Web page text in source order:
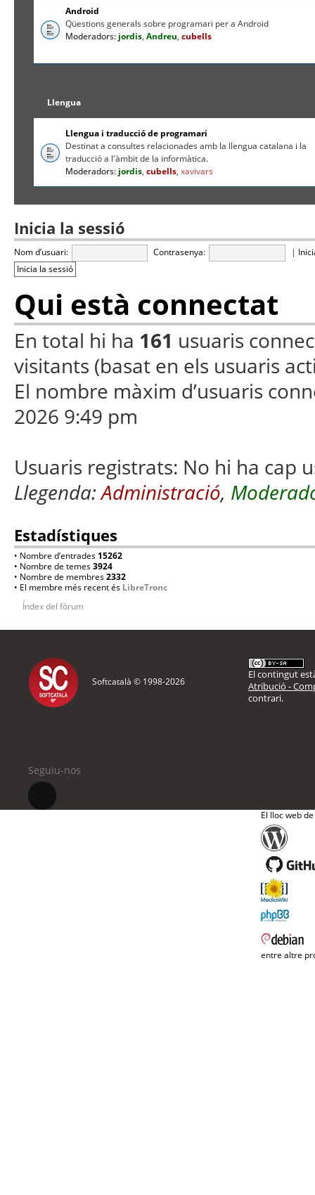
Android
Qüestions generals sobre programari per a Android
Moderadors: jordis,Andreu,cubells
Llengua
Llengua i traducció de programari
Destinat a consultes relacionades amb la llengua catalana i la
traducció a l'àmbit de la informàtica.
Moderadors: jordis,cubells,xavivars
Inicia la sessió
Nom d’usuari: Contrasenya: |
Qui està connectat
En total hi ha 161 usuaris
visitants (basat en els usuaris
El nombre màxim d’usuaris
2026 9:49 pm
Usuaris registrats: No hi ha cap
Llegenda:Administració,
Estadístiques
• Nombre d’entrades 15262
• Nombre de temes3924
• Nombre de membres2332
• El membre més recent és LibreTronc
Índex del fòrum
Softcatalà © 1998-2026
El contingut
Atribució -
contrari.
Seguiu-nos
El lloc web
entre altre